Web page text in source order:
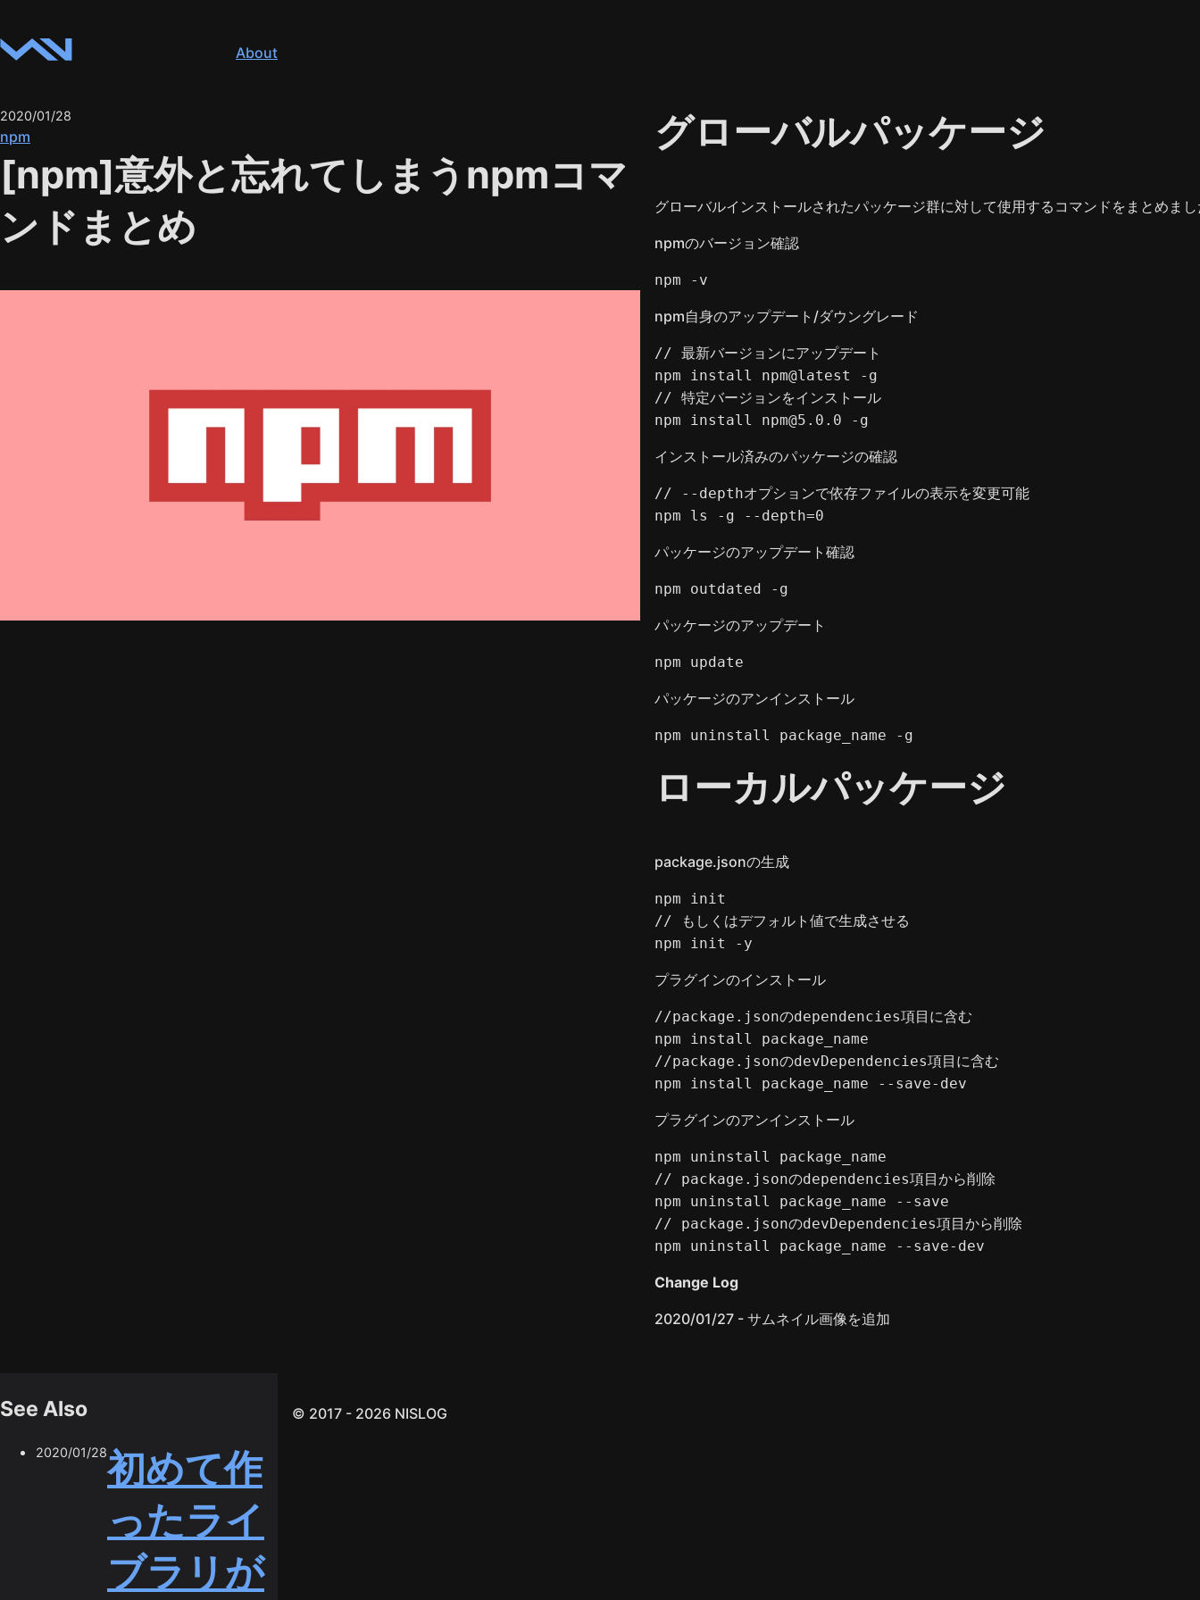
About
2020/01/28
npm
[npm]意外と忘れてしまうnpmコマ
ンドまとめ
グローバルパッケージ
グローバルインストールされたパッケージ群に対して使用するコマンドをまとめま
npmのバージョン確認
npm -v
npm自身のアップデート/ダウングレード
// 最新バージョンにアップデート
npm install npm@latest -g
// 特定バージョンをインストール
npm install npm@5.0.0 -g
インストール済みのパッケージの確認
// --depthオプションで依存ファイルの表示を変更可能
npm ls -g --depth=0
パッケージのアップデート確認
npm outdated -g
パッケージのアップデート
npm update
パッケージのアンインストール
npm uninstall package_name -g
ローカルパッケージ
package.jsonの生成
npm init
// もしくはデフォルト値で生成させる
npm init -y
プラグインのインストール
//package.jsonのdependencies項目に含む
npm install package_name
//package.jsonのdevDependencies項目に含む
npm install package_name --save-dev
プラグインのアンインストール
npm uninstall package_name
// package.jsonのdependencies項目から削除
npm uninstall package_name --save
// package.jsonのdevDependencies項目から削除
npm uninstall package_name --save-dev
Change Log
2020/01/27 - サムネイル画像を追加
See Also
2020/01/28初めて作
ったライ
ブラリが
© 2017 - 2026 NISLOG